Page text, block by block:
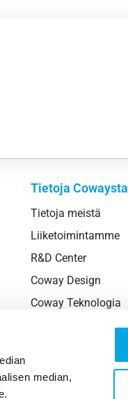
median,
Tietoja Cowaysta
Tietoja meistä
Liiketoimintamme
R&D Center
Coway Design
Coway Teknologia
Rekisteröi tuotteesi